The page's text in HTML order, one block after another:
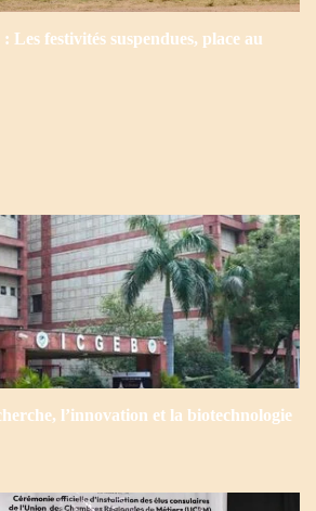
festivités suspendues, place au
l’innovation et la biotechnologie